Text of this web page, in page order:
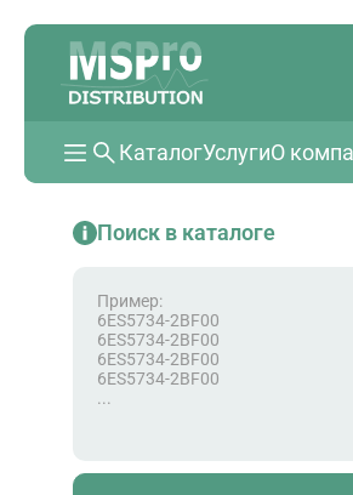
КаталогУслугиО
Поиск в каталоге
Пример:
6ES5734-2BF00
6ES5734-2BF00
6ES5734-2BF00
6ES5734-2BF00
...